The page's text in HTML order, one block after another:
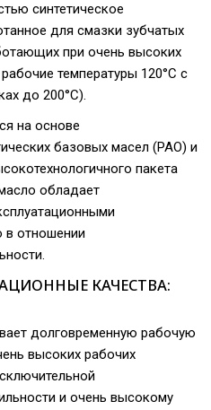
синтетическое
для смазки зубчатых
при очень высоких
температуры 120°C с
до 200°C).
на основе
базовых масел (PAO) и
пакета
обладает
в отношении
КАЧЕСТВА:
долговременную рабочую
высоких рабочих
и очень высокому